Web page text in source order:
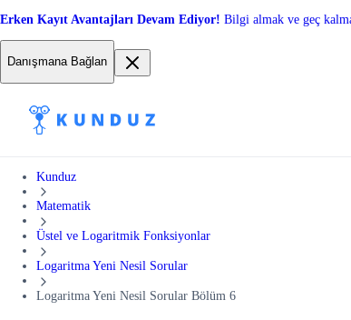
Erken Kayıt Avantajları Devam Ediyor! Bilgi almak ve geç
Danışmana Bağlan
Kunduz
Matematik
Üstel ve Logaritmik Fonksiyonlar
Logaritma Yeni Nesil Sorular
Logaritma Yeni Nesil Sorular Bölüm 6